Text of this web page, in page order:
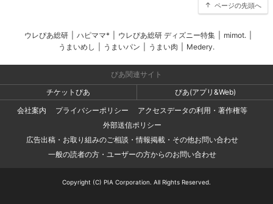
ページの先頭へ
ウレぴあ総研 ハピママ* ウレぴあ総研 ディズニー特集 mimot.
うまいめし
うまいパン うまい肉 Medery.
ぴあ関連サイト
チケットぴあ
ぴあ(アプリ&Web)
会社案内
プライバシーポリシー
アクセスデータの利用・著作権等
外部送信ポリシー
広告出稿・お取り組みのご相談・情報掲載・その他お問い合わせ
一般の読者の方・ユーザーの方からのお問い合わせ
Copyright (C) PIA Corporation. All Rights Reserved.